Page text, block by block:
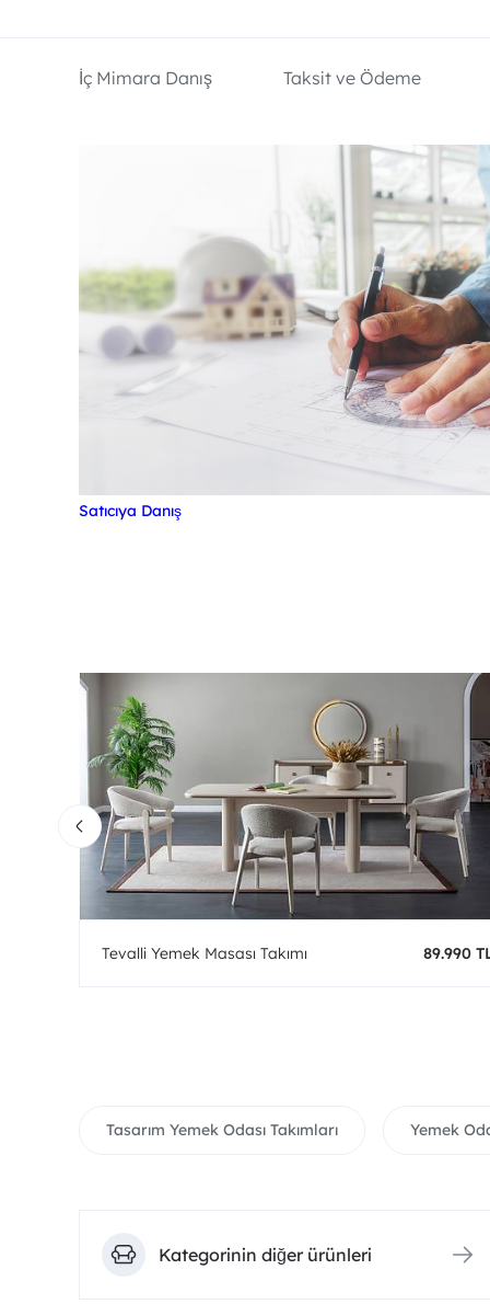
İç Mimara Danış Taksit ve Ödeme
Satıcıya Danış
Tevalli Yemek Masası Takımı 89.990
Tasarım Yemek Odası Takımları Yemek
Kategorinin diğer ürünleri